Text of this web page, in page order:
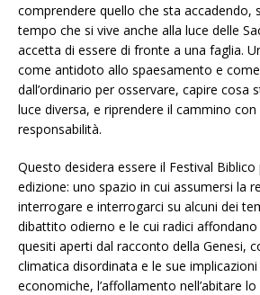
comprendere quello che sta accadendo,
tempo che si vive anche alla luce delle
accetta di essere di fronte a una faglia.
come antidoto allo spaesamento e
dall’ordinario per osservare, capire cosa
luce diversa, e riprendere il cammino
responsabilità.
Questo desidera essere il Festival Biblico
edizione: uno spazio in cui assumersi la
interrogare e interrogarci su alcuni dei
dibattito odierno e le cui radici affondano
quesiti aperti dal racconto della Genesi,
climatica disordinata e le sue
economiche, l’affollamento nell’abitare